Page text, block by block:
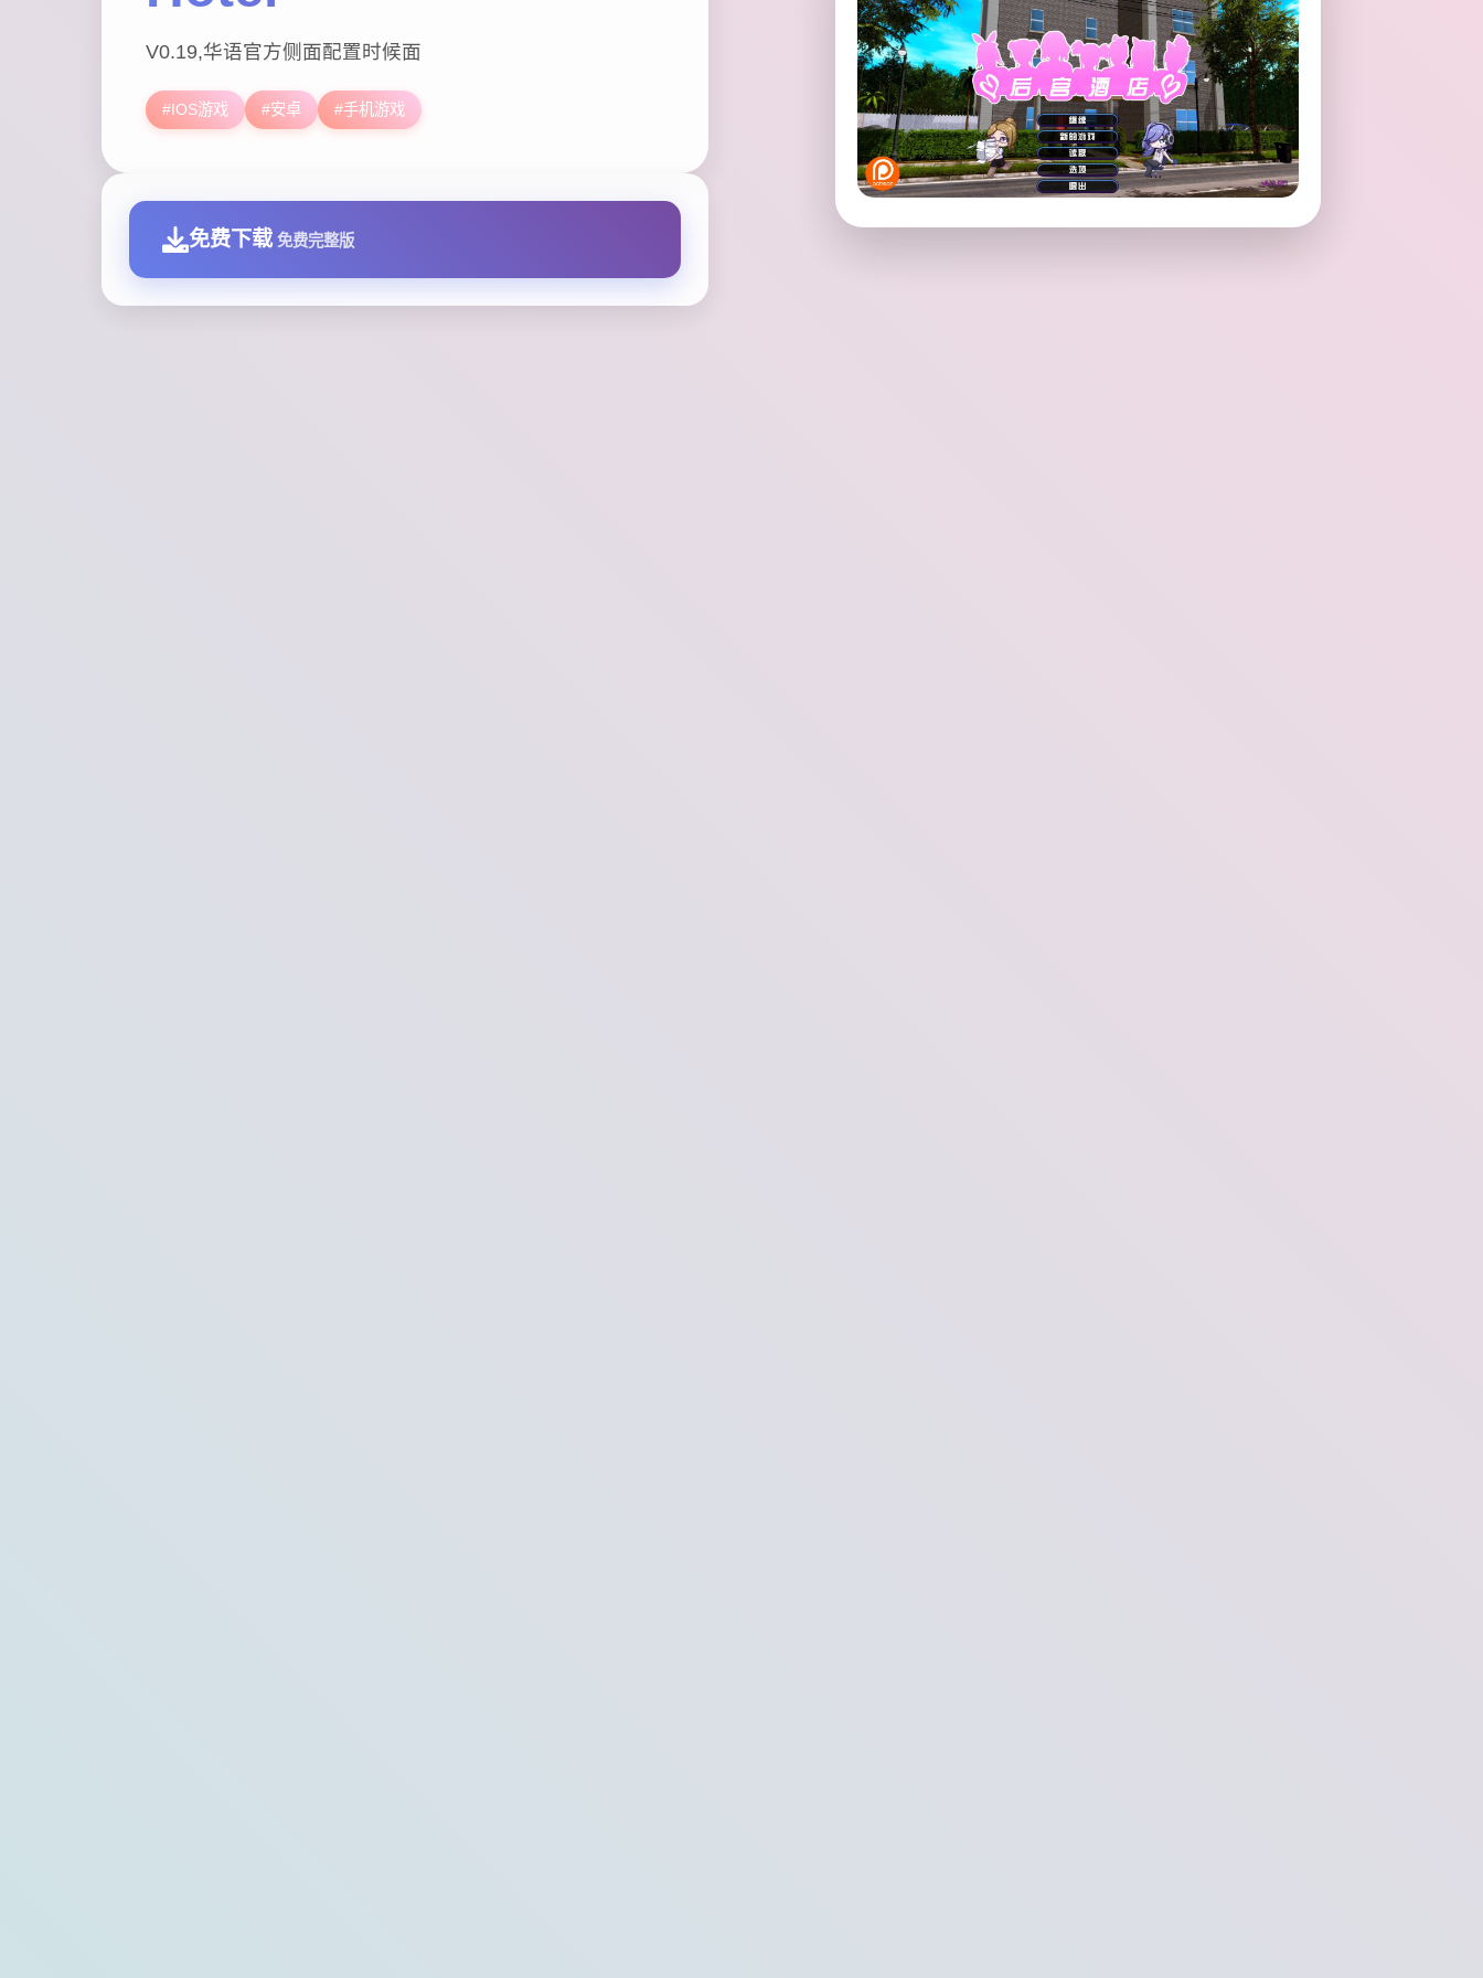
V0.19,华语官方侧面配置时候面
#IOS游戏 #安卓 #手机游戏
免费下载 免费完整版